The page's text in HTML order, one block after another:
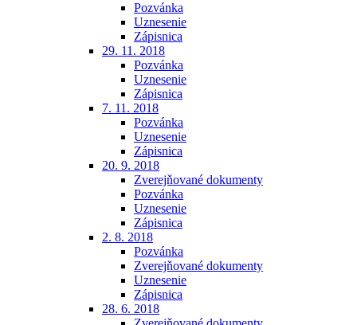
Pozvánka
Uznesenie
Zápisnica
29. 11. 2018
Pozvánka
Uznesenie
Zápisnica
7. 11. 2018
Pozvánka
Uznesenie
Zápisnica
20. 9. 2018
Zverejňované dokumenty
Pozvánka
Uznesenie
Zápisnica
2. 8. 2018
Pozvánka
Zverejňované dokumenty
Uznesenie
Zápisnica
28. 6. 2018